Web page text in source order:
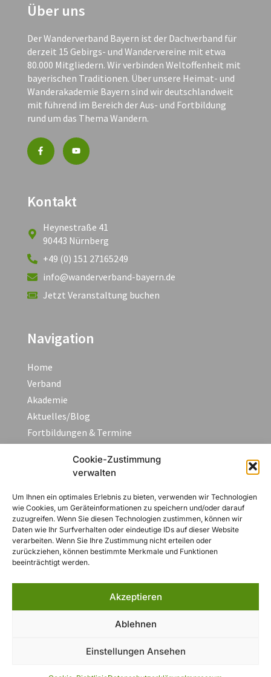
Cookie-Zustimmung
verwalten
Um Ihnen ein optimales Erlebnis zu bieten, verwenden wir Technologien
wie Cookies, um Geräteinformationen zu speichern und/oder darauf
zuzugreifen. Wenn Sie diesen Technologien zustimmen, können wir
Daten wie Ihr Surfverhalten oder eindeutige IDs auf dieser Website
verarbeiten. Wenn Sie Ihre Zustimmung nicht erteilen oder
zurückziehen, können bestimmte Merkmale und Funktionen
beeinträchtigt werden.
Akzeptieren
Ablehnen
Einstellungen Ansehen
Über uns
Der Wanderverband Bayern ist der Dachverband für
derzeit 15 Gebirgs- und Wandervereine mit etwa
80.000 Mitgliedern. Wir verbinden Weltoffenheit mit
bayerischen Traditionen. Über unsere Heimat- und
Wanderakademie Bayern sind wir deutschlandweit
mit führend im Bereich der Aus- und Fortbildung
rund um das Thema Wandern.
Kontakt
Heynestraße 41
90443 Nürnberg
+49 (0) 151 27165249
info@wanderverband-bayern.de
Jetzt Veranstaltung buchen
Navigation
Home
Verband
Akademie
Aktuelles/Blog
Fortbildungen & Termine
Rechtliches
Impressum
Datenschutzerklärung
AGB
Widerruf
Cookie-Richtlinie (EU)